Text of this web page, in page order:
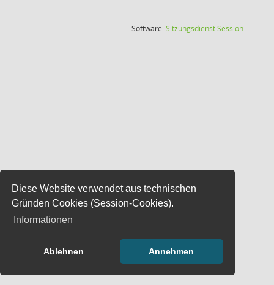
Diese Website verwendet aus technischen
Gründen Cookies (Session-Cookies).
Informationen
Ablehnen Annehmen
Software:SitzungsdienstSession(Wird in